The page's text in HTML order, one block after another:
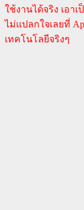
ใช้งานได้จริง เอา
ไม่แปลกใจเลยที่
เทคโนโลยีจริงๆ